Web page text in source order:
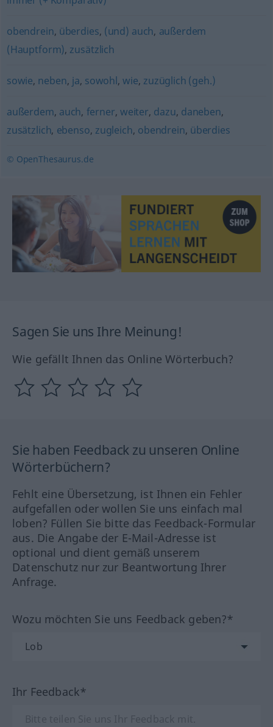
obendrein, überdies, (und) auch, außerdem
(Hauptform), zusätzlich
sowie, neben, ja, sowohl,wie, zuzüglich (geh.)
außerdem, auch, ferner, weiter, dazu, daneben,
zusätzlich, ebenso, zugleich, obendrein, überdies
© OpenThesaurus.de
Sagen Sie uns Ihre Meinung!
Wie gefällt Ihnen das Online Wörterbuch?
Sie haben Feedback zu unseren Online
Wörterbüchern?
Fehlt eine Übersetzung, ist Ihnen ein Fehler
aufgefallen oder wollen Sie uns einfach mal
loben? Füllen Sie bitte das Feedback-Formular
aus. Die Angabe der E-Mail-Adresse ist
optional und dient gemäß unserem
Datenschutz nur zur Beantwortung Ihrer
Anfrage.
Wozu möchten Sie uns Feedback geben?*
Ihr Feedback*